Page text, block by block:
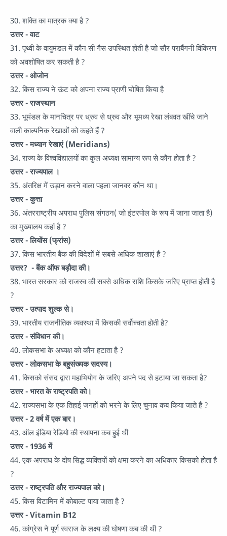
30. शक्ति का मात्रक क्या है ?
उत्तर - वाट
31. पृथ्वी के वायुमंडल में कौन सी गैस उपस्थित होती है जो सौर पराबैंगनी विकिरण
को अवशोषित कर सकती है ?
उत्तर - ओजोन
32. किस राज्य ने ऊंट को अपना राज्य प्राणी घोषित किया है
उत्तर - राजस्थान
33. भूमंडल के मानचित्र पर ध्रुव से ध्रुव और भूमध्य रेखा लंबवत खींचे जाने
वाली काल्पनिक रेखाओं को कहते हैं ?
उत्तर - मध्यान रेखाएं (Meridians)
34. राज्य के विश्वविद्यालयों का कुल अध्यक्ष सामान्य रूप से कौन होता है ?
उत्तर - राज्यपाल ।
35. अंतरिक्ष में उड़ान करने वाला पहला जानवर कौन था।
उत्तर - कुत्ता
36. अंतरराष्ट्रीय अपराध पुलिस संगठन( जो इंटरपोल के रूप में जाना जाता है)
का मुख्यालय कहां है ?
उत्तर - लियोंस (फ्रांस)
37. किस भारतीय बैंक की विदेशों में सबसे अधिक शाखाएं हैं ?
उत्तर? - बैंक ऑफ बड़ौदा की।
38. भारत सरकार को राजस्व की सबसे अधिक राशि किसके जरिए प्राप्त होती है
?
उत्तर - उत्पाद शुल्क से।
39. भारतीय राजनीतिक व्यवस्था में किसकी सर्वोच्चता होती है?
उत्तर - संविधान की।
40. लोकसभा के अध्यक्ष को कौन हटाता है ?
उत्तर - लोकसभा के बहुसंख्यक सदस्य।
41. किसको संसद द्वारा महाभियोग के जरिए अपने पद से हटाया जा सकता है?
उत्तर - भारत के राष्ट्रपति को।
42. राज्यसभा के एक तिहाई जगहों को भरने के लिए चुनाव कब किया जाते हैं ?
उत्तर - 2 वर्ष में एक बार।
43. ऑल इंडिया रेडियो की स्थापना कब हुई थी
उत्तर - 1936 में
44. एक अपराध के दोष सिद्ध व्यक्तियों को क्षमा करने का अधिकार किसको होता है
?
उत्तर - राष्ट्रपति और राज्यपाल को।
45. किस विटामिन में कोबाल्ट पाया जाता है ?
उत्तर - Vitamin B12
46. कांग्रेस ने पूर्ण स्वराज के लक्ष्य की घोषणा कब की थी ?